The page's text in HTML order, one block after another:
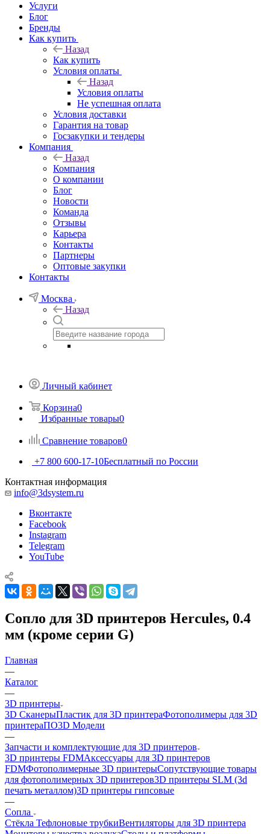
Услуги
Блог
Бренды
Как купить
Назад
Как купить
Условия оплаты
Назад
Условия оплаты
Не успешная оплата
Условия доставки
Гарантия на товар
Госзакупки и тендеры
Компания
Назад
Компания
О компании
Блог
Новости
Команда
Отзывы
Карьера
Контакты
Партнеры
Оптовые закупки
Контакты
Москва
Назад
Личный кабинет
Корзина0
Избранные товары0
Сравнение товаров0
+7 800 600-17-10Бесплатный по России
Контактная информация
info@3dsystem.ru
Вконтакте
Facebook
Instagram
Telegram
YouTube
Сопло для 3D принтеров Hercules, 0.4
мм (кроме серии G)
Главная
—
Каталог
—
3D принтеры
3D СканерыПластик для 3D принтераФотополимеры для 3D
принтераПО3D Модели
—
Запчасти и комплектующие для 3D принтеров
3D принтеры FDMАксессуары для 3D принтеров
FDMФотополимерные 3D принтерыСопутствующие товары
для фотополимерных 3D принтеров3D принтеры SLM (3d
печать металлом)3D принтеры гипсовые
—
Сопла
Cтёкла Тефлоновые трубкиВентиляторы для 3D принтера